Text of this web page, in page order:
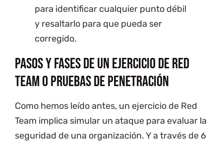
para identificar cualquier punto débil
y resaltarlo para que pueda ser
corregido.
Pasos y fases de un ejercicio de Red
Team o pruebas de penetración
Como hemos leído antes, un ejercicio de Red
Team implica simular un ataque para evaluar la
seguridad de una organización. Y a través de 6